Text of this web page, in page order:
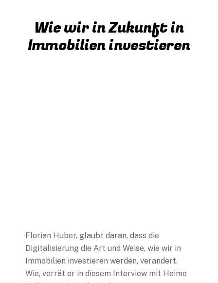
Wie wirin Zukunftin
Immobilien investieren
Florian Huber, glaubt daran, dass die
Digitalisierung die Art und Weise, wie wir in
Immobilien investieren werden, verändert.
Wie, verrät er in diesem Interview mit Heimo